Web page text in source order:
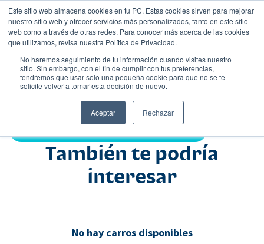
Este sitio web almacena cookies en tu PC. Estas cookies sirven para mejorar
nuestro sitio web y ofrecer servicios más personalizados, tanto en este sitio
web como a través de otras redes. Para conocer más acerca de las cookies
que utilizamos, revisa nuestra Política de Privacidad.
No haremos seguimiento de tu información cuando visites nuestro
sitio. Sin embargo, con el fin de cumplir con tus preferencias,
tendremos que usar solo una pequeña cookie para que no se te
solicite volver a tomar esta decisión de nuevo.
Aceptar Rechazar
Nombre
También te podría
interesar
No hay carros disponibles